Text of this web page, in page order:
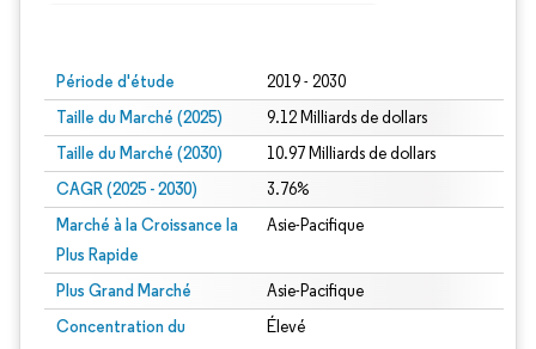
Période d'étude 2019 - 2030
Taille du Marché (2025) 9.12 Milliards de dollars
Taille du Marché (2030) 10.97 Milliards de dollars
CAGR (2025 - 2030) 3.76%
Marché à la Croissance la
Plus Rapide
Asie-Pacifique
Plus Grand Marché Asie-Pacifique
Concentration du
Élevé